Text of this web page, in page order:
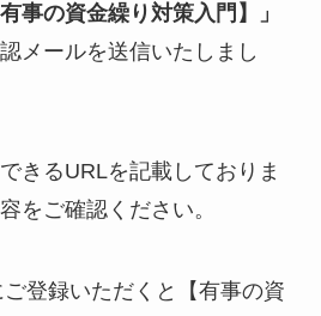
事の資金繰り対策入門】」
メールを送信いたしまし
きるURLを記載しておりま
をご確認ください。
登録いただくと【有事の資